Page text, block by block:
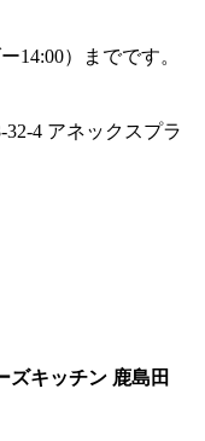
14:00）までです。
4 アネックスプラ
ズキッチン 鹿島田